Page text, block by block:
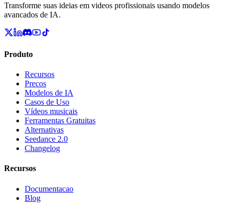
Transforme suas ideias em videos profissionais usando modelos
avancados de IA.
Produto
Recursos
Precos
Modelos de IA
Casos de Uso
Vídeos musicais
Ferramentas Gratuitas
Alternativas
Seedance 2.0
Changelog
Recursos
Documentacao
Blog